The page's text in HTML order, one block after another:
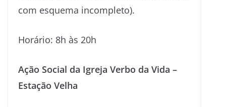
com esquema incompleto).
Horário: 8h às 20h
Ação Social da Igreja Verbo da Vida –
Estação Velha